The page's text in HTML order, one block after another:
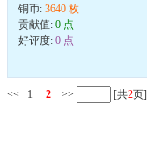
铜币: 3640 枚
贡献值: 0 点
好评度: 0 点
<< 1 2 >> [共2页]